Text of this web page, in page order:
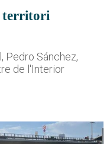
territori
Pedro Sánchez,
de l'Interior